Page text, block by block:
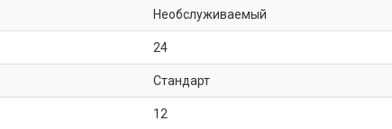
Необслуживаемый
24
Стандарт
12